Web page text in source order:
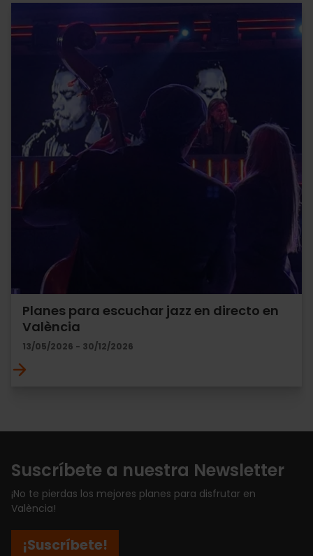
Planes para escuchar jazz en directo en
València
13/05/2026 - 30/12/2026
Suscríbete a nuestra Newsletter
¡No te pierdas los mejores planes para disfrutar en
València!
¡Suscríbete!